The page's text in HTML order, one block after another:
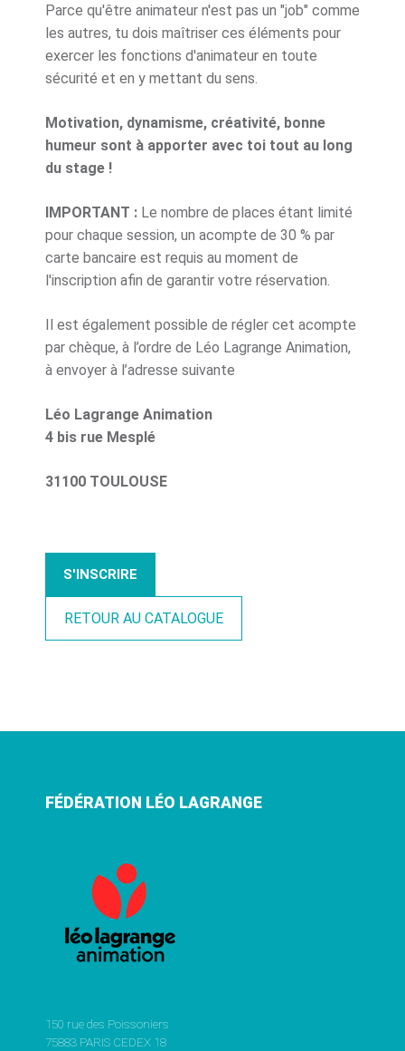
Parce qu'être animateur n'est pas un "job" comme
les autres, tu dois maîtriser ces éléments pour
exercer les fonctions d'animateur en toute
sécurité et en y mettant du sens.
Motivation, dynamisme, créativité, bonne
humeur sont à apporter avec toi tout au long
du stage !
IMPORTANT : Le nombre de places étant limité
pour chaque session, un acompte de 30 % par
carte bancaire est requis au moment de
l'inscription afin de garantir votre réservation.
Il est également possible de régler cet acompte
par chèque, à l’ordre de Léo Lagrange Animation,
à envoyer à l’adresse suivante
Léo Lagrange Animation
4 bis rue Mesplé
31100 TOULOUSE
S'INSCRIRE
RETOUR AU CATALOGUE
FÉDÉRATION LÉO LAGRANGE
150 rue des Poissoniers
75883 PARIS CEDEX 18